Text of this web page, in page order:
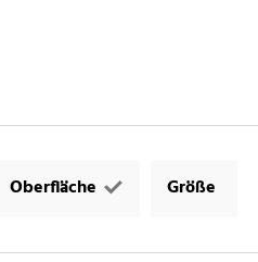
Oberfläche Größe